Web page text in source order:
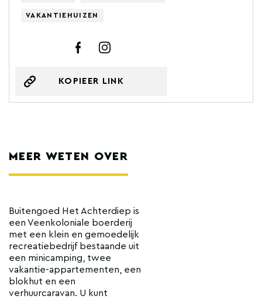
VAKANTIEHUIZEN
KOPIEER LINK
MEER WETEN OVER
Buitengoed Het Achterdiep is
een Veenkoloniale boerderij
met een klein en gemoedelijk
recreatiebedrijf bestaande uit
een minicamping, twee
vakantie-appartementen, een
blokhut en een
verhuurcaravan. U kunt